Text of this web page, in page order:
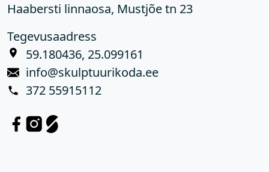
Haabersti linnaosa, Mustjõe tn 23
Tegevusaadress
59.180436, 25.099161
info@skulptuurikoda.ee
372 55915112